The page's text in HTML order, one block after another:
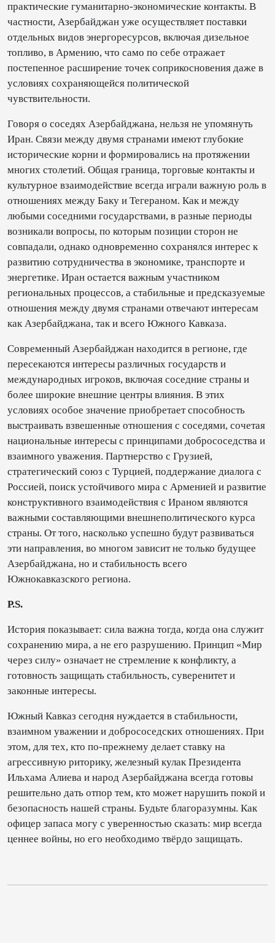
практические гуманитарно-экономические контакты. В
частности, Азербайджан уже осуществляет поставки
отдельных видов энергоресурсов, включая дизельное
топливо, в Армению, что само по себе отражает
постепенное расширение точек соприкосновения даже в
условиях сохраняющейся политической
чувствительности.
Говоря о соседях Азербайджана, нельзя не упомянуть
Иран. Связи между двумя странами имеют глубокие
исторические корни и формировались на протяжении
многих столетий. Общая граница, торговые контакты и
культурное взаимодействие всегда играли важную роль в
отношениях между Баку и Тегераном. Как и между
любыми соседними государствами, в разные периоды
возникали вопросы, по которым позиции сторон не
совпадали, однако одновременно сохранялся интерес к
развитию сотрудничества в экономике, транспорте и
энергетике. Иран остается важным участником
региональных процессов, а стабильные и предсказуемые
отношения между двумя странами отвечают интересам
как Азербайджана, так и всего Южного Кавказа.
Современный Азербайджан находится в регионе, где
пересекаются интересы различных государств и
международных игроков, включая соседние страны и
более широкие внешние центры влияния. В этих
условиях особое значение приобретает способность
выстраивать взвешенные отношения с соседями, сочетая
национальные интересы с принципами добрососедства и
взаимного уважения. Партнерство с Грузией,
стратегический союз с Турцией, поддержание диалога с
Россией, поиск устойчивого мира с Арменией и развитие
конструктивного взаимодействия с Ираном являются
важными составляющими внешнеполитического курса
страны. От того, насколько успешно будут развиваться
эти направления, во многом зависит не только будущее
Азербайджана, но и стабильность всего
Южнокавказского региона.
P.S.
История показывает: сила важна тогда, когда она служит
сохранению мира, а не его разрушению. Принцип «Мир
через силу» означает не стремление к конфликту, а
готовность защищать стабильность, суверенитет и
законные интересы.
Южный Кавказ сегодня нуждается в стабильности,
взаимном уважении и добрососедских отношениях. При
этом, для тех, кто по-прежнему делает ставку на
агрессивную риторику, железный кулак Президента
Ильхама Алиева и народ Азербайджана всегда готовы
решительно дать отпор тем, кто может нарушить покой и
безопасность нашей страны. Будьте благоразумны. Как
офицер запаса могу с уверенностью сказать: мир всегда
ценнее войны, но его необходимо твёрдо защищать.